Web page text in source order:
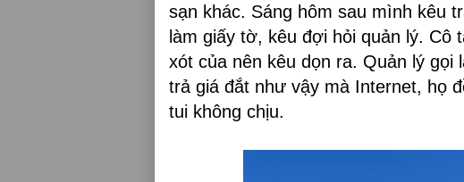
sạn khác. Sáng hôm sau mình kêu
làm giấy tờ, kêu đợi hỏi quản lý. Cô
xót của nên kêu dọn ra. Quản lý
trả giá đắt như vậy mà Internet, họ
tui không chịu.